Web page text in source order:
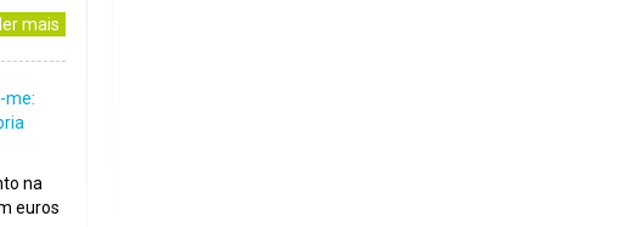
mais
me:
na
euros